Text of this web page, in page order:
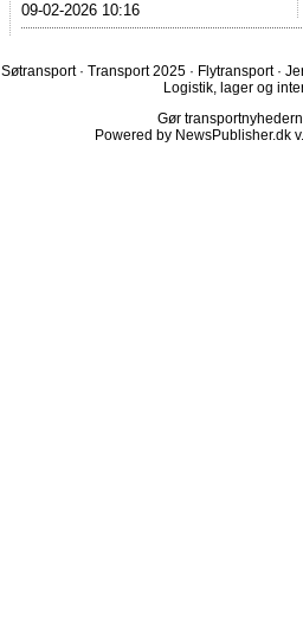
09-02-2026 10:16
Søtransport · Transport 2025 · Flytransport ·
Logistik, lager og
Gør
Powered by NewsPublisher.dk